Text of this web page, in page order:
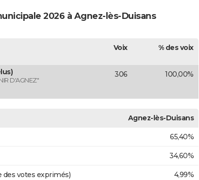
2026 à Agnez-lès-Duisans
Voix % des voix
D'AGNEZ"
306 100,00%
Agnez-lès-Duisans
65,40%
34,60%
des votes exprimés) 4,99%